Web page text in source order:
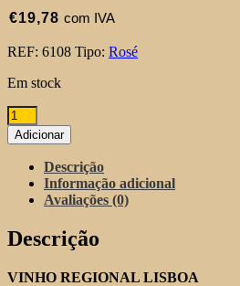
€19,78 com IVA
REF: 6108 Tipo: Rosé
Em stock
Quantidade
de
Meio
Rural
Cristovão
Rosé
Adicionar
Descrição
Informação adicional
Avaliações (0)
Descrição
VINHO REGIONAL LISBOA